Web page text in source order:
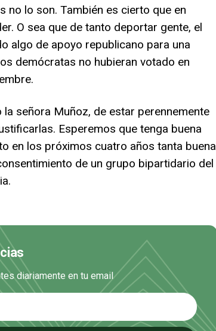
no lo son. También es cierto que en
O sea que de tanto deportar gente, el
algo de apoyo republicano para una
demócratas no hubieran votado en
señora Muñoz, de estar perennemente
Esperemos que tenga buena
en los próximos cuatro años tanta buena
de un grupo bipartidario del
diariamente en tu email